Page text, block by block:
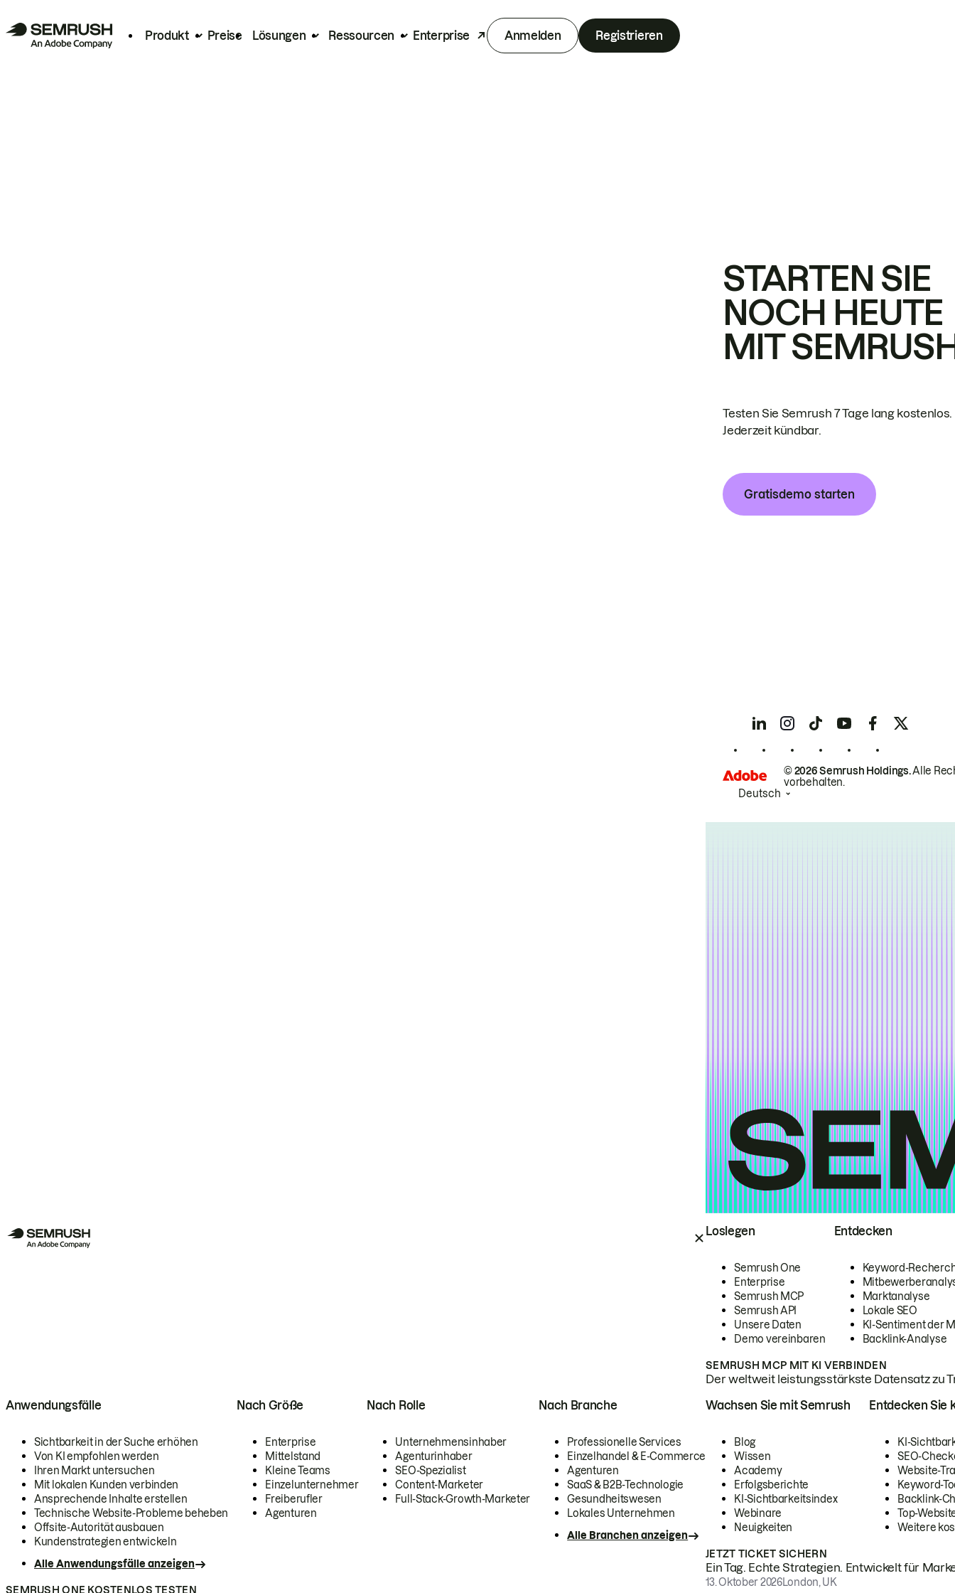
Produkt Preise Lösungen Ressourcen Enterprise Anmelden Registrieren
Loslegen
Semrush One
Enterprise
Semrush MCP
Semrush API
Unsere Daten
Demo vereinbaren
Entdecken
Keyword-
Marktanalyse
Lokale SEO
KI-Sentiment der
Backlink-Analyse
SEMRUSH MCP MIT KI VERBINDEN
Der weltweit leistungsstärkste Datensatz zu
Anwendungsfälle
Sichtbarkeit in der Suche erhöhen
Von KI empfohlen werden
Ihren Markt untersuchen
Mit lokalen Kunden verbinden
Ansprechende Inhalte erstellen
Technische Website-Probleme beheben
Offsite-Autorität ausbauen
Kundenstrategien entwickeln
Alle Anwendungsfälle anzeigen
Nach Größe
Enterprise
Mittelstand
Kleine Teams
Einzelunternehmer
Freiberufler
Agenturen
Nach Rolle
Unternehmensinhaber
Agenturinhaber
SEO-Spezialist
Content-Marketer
Full-Stack-Growth-Marketer
Nach Branche
Professionelle Services
Einzelhandel & E-Commerce
Agenturen
SaaS & B2B-Technologie
Gesundheitswesen
Lokales Unternehmen
Alle Branchen anzeigen
SEMRUSH ONE KOSTENLOS TESTEN
Wachsen Sie mit Semrush
Blog
Wissen
Academy
Erfolgsberichte
KI-Sichtbarkeitsindex
Webinare
Neuigkeiten
Entdecken Sie
KI-
SEO-
Website-
Keyword-
Backlink-
Top-
Weitere
JETZT TICKET SICHERN
Ein Tag. Echte Strategien. Entwickelt für
13. Oktober 2026London, UK
STARTEN SIE
NOCH HEUTE
MIT
Testen Sie Semrush 7 Tage lang kostenlos.
Jederzeit kündbar.
Gratisdemo starten
© 2026 Semrush Holdings.Alle
vorbehalten.
Deutsch